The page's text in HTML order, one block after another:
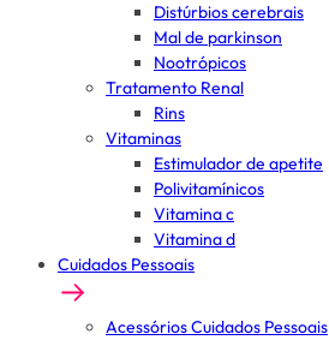
Distúrbios cerebrais
Mal de parkinson
Nootrópicos
Tratamento Renal
Rins
Vitaminas
Estimulador de apetite
Polivitamínicos
Vitamina c
Vitamina d
Cuidados Pessoais
Acessórios Cuidados Pessoais